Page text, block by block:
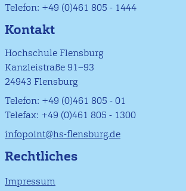
Telefon: +49 (0)461 805 - 1444
Kontakt
Hochschule Flensburg
Kanzleistraße 91–93
24943 Flensburg
Telefon: +49 (0)461 805 - 01
Telefax: +49 (0)461 805 - 1300
infopoint@hs-flensburg.de
Rechtliches
Impressum